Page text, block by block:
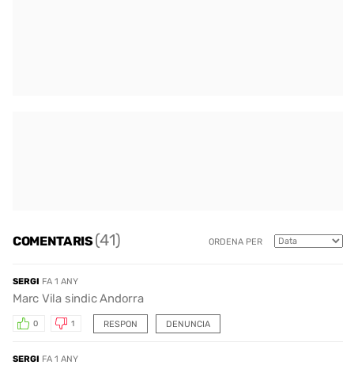
COMENTARIS(41) ORDENA PER
SERGI FA 1 ANY
Marc Vila sindic Andorra
RESPON
0 1 DENUNCIA
SERGI FA 1 ANY